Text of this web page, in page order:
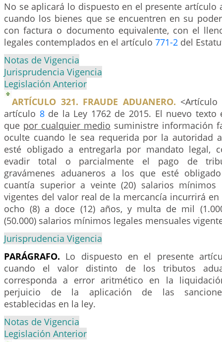
No se aplicará lo dispuesto en el presente
cuando los bienes que se encuentren en su
con factura o documento equivalente, con el
legales contemplados en el artículo 771-2 del
Notas de Vigencia
Jurisprudencia Vigencia
Legislación Anterior
ARTÍCULO 321. FRAUDE ADUANERO.
artículo 8de la Ley 1762 de 2015. El nuevo texto
que por cualquier medio suministre información
oculte cuando le sea requerida por la autoridad
esté obligado a entregarla por mandato legal,
evadir total o parcialmente el pago de
gravámenes aduaneros a los que esté
cuantía superior a veinte (20) salarios mínimos
vigentes del valor real de la mercancía incurrirá
ocho (8) a doce (12) años, y multa de mil
(50.000) salarios mínimos legales mensuales
Jurisprudencia Vigencia
PARÁGRAFO. Lo dispuesto en el presente
cuando el valor distinto de los tributos
corresponda a error aritmético en la
perjuicio de la aplicación de las
establecidas en la ley.
Notas de Vigencia
Legislación Anterior